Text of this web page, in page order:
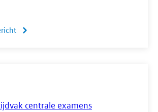
afsluiting
over
vwocentrale examens